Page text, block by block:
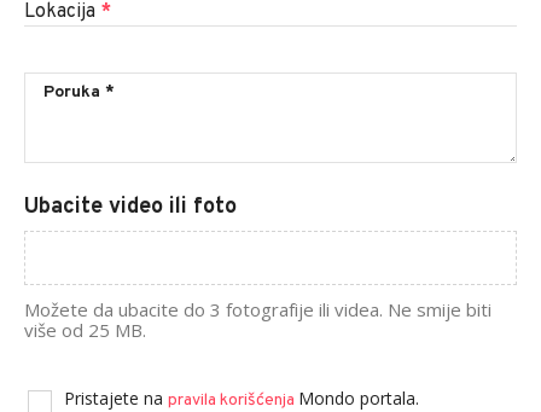
Lokacija *
Ubacite video ili foto
Možete da ubacite do 3 fotografije ili videa. Ne smije biti
više od 25 MB.
Pristajete na pravila korišćenja Mondo portala.